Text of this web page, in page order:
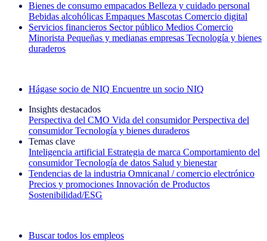
Bienes de consumo empacados Belleza y cuidado personal
Bebidas alcohólicas Empaques Mascotas Comercio digital
Servicios financieros Sector público Medios Comercio
Minorista Pequeñas y medianas empresas Tecnología y bienes
duraderos
Hágase socio de NIQ Encuentre un socio NIQ
Insights destacados
Perspectiva del CMO Vida del consumidor Perspectiva del
consumidor Tecnología y bienes duraderos
Temas clave
Inteligencia artificial Estrategia de marca Comportamiento del
consumidor Tecnología de datos Salud y bienestar
Tendencias de la industria Omnicanal / comercio electrónico
Precios y promociones Innovación de Productos
Sostenibilidad/ESG
Buscar todos los empleos